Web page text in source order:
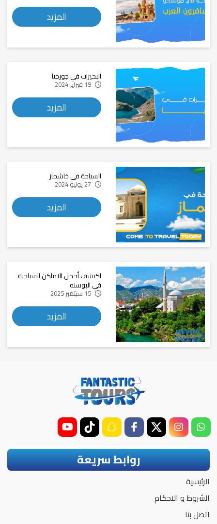
المزيد
البحيرات في جورجيا
المزيد
السياحة في خاشماز
المزيد
اكتشف أجمل الاماكن السياحية
في البوسنه
المزيد
روابط سريعة
الرئيسية
الشروط و الاحكام
اتصل بنا